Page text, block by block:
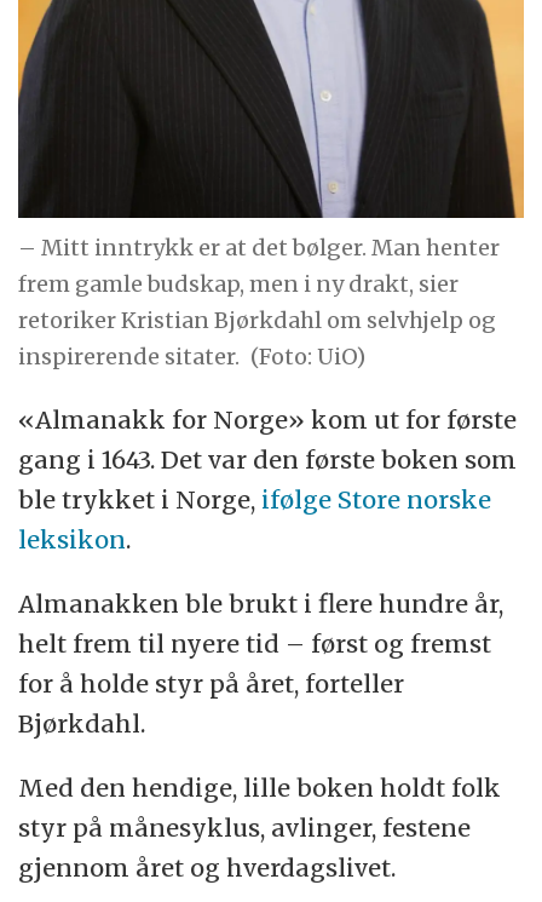
– Mitt inntrykk er at det bølger. Man henter
frem gamle budskap, men i ny drakt, sier
retoriker Kristian Bjørkdahl om selvhjelp og
inspirerende sitater. (Foto: UiO)
«Almanakk for Norge» kom ut for første
gang i 1643. Det var den første boken som
ble trykket i Norge, ifølge Store norske
leksikon.
Almanakken ble brukt i flere hundre år,
helt frem til nyere tid – først og fremst
for å holde styr på året, forteller
Bjørkdahl.
Med den hendige, lille boken holdt folk
styr på månesyklus, avlinger, festene
gjennom året og hverdagslivet.